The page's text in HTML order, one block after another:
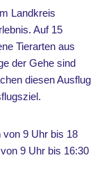
Landkreis
Auf 15
Tierarten aus
der Gehe sind
diesen Ausflug
9 Uhr bis 18
9 Uhr bis 16:30